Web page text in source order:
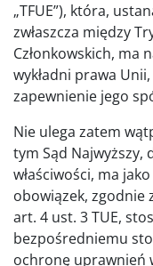
„TFUE”), która,
zwłaszcza między
Członkowskich, ma
wykładni prawa
zapewnienie jego
Nie ulega zatem
tym Sąd Najwyższy,
właściwości, ma
obowiązek, zgodnie
art. 4 ust. 3 TUE,
bezpośredniemu
ochronę uprawnień